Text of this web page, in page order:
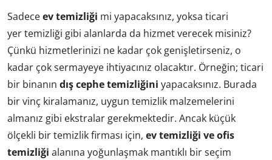
Sadeceev temizliği mi yapacaksınız, yoksa ticari
yer temizliği gibi alanlarda da hizmet verecek misiniz?
Çünkü hizmetlerinizi ne kadar çok genişletirseniz, o
kadar çok sermayeye ihtiyacınız olacaktır. Örneğin; ticari
bir binanın dış cephe temizliğini yapacaksınız. Burada
bir vinç kiralamanız, uygun temizlik malzemelerini
almanız gibi ekstralar gerekmektedir. Ancak küçük
ölçekli bir temizlik firması için, ev temizliği ve ofis
temizliği alanına yoğunlaşmak mantıklı bir seçim